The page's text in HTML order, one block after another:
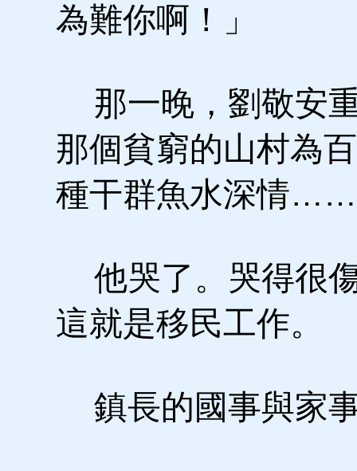
為難你啊！」
那一晚，劉敬安
那個貧窮的山村為
種干群魚水深情……
他哭了。哭得很
這就是移民工作。
鎮長的國事與家